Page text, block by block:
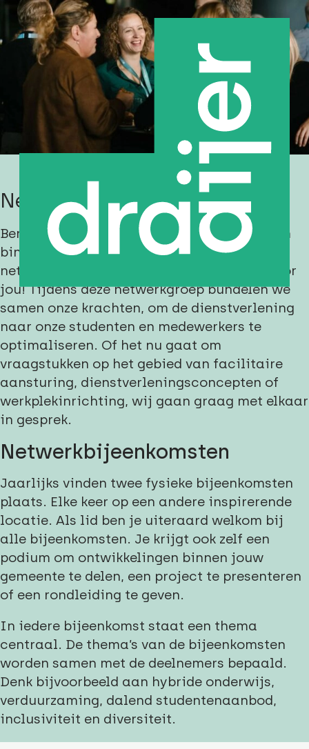
Netwerkgroep hogescholen
Ben je een facilitair professional werkzaam
binnen een hogeschool? Dan is de
netwerkgroep hogescholen wellicht iets voor
jou! Tijdens deze netwerkgroep bundelen we
samen onze krachten, om de dienstverlening
naar onze studenten en medewerkers te
optimaliseren. Of het nu gaat om
vraagstukken op het gebied van facilitaire
aansturing, dienstverleningsconcepten of
werkplekinrichting, wij gaan graag met elkaar
in gesprek.
Netwerkbijeenkomsten
Jaarlijks vinden twee fysieke bijeenkomsten
plaats. Elke keer op een andere inspirerende
locatie. Als lid ben je uiteraard welkom bij
alle bijeenkomsten. Je krijgt ook zelf een
podium om ontwikkelingen binnen jouw
gemeente te delen, een project te presenteren
of een rondleiding te geven.
In iedere bijeenkomst staat een thema
centraal. De thema’s van de bijeenkomsten
worden samen met de deelnemers bepaald.
Denk bijvoorbeeld aan hybride onderwijs,
verduurzaming, dalend studentenaanbod,
inclusiviteit en diversiteit.